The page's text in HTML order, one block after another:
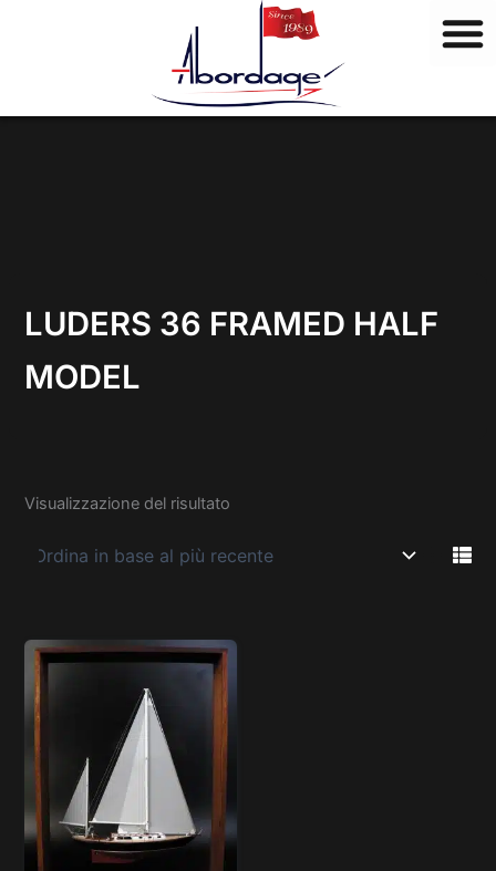
i
LUDERS 36 FRAMED HALF
MODEL
Visualizzazione del risultato